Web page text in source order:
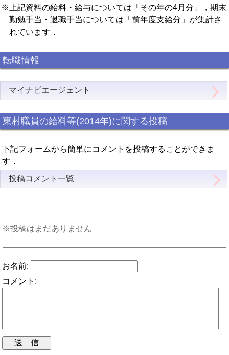
※上記資料の給料・給与については「その年の4月分」，期末
勤勉手当・退職手当については「前年度支給分」が集計さ
れています．
転職情報
マイナビエージェント
東村職員の給料等(2014年)に関する投稿
下記フォームから簡単にコメントを投稿することができま
す．
投稿コメント一覧
※投稿はまだありません
お名前:
コメント: